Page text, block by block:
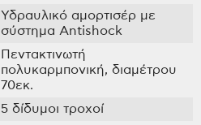
Υδραυλικό αμορτισέρ με
σύστημα Antishock
Πεντακτινωτή
πολυκαρμπονική, διαμέτρου
70εκ.
5 δίδυμοι τροχοί